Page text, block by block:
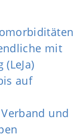
mit
auf
und